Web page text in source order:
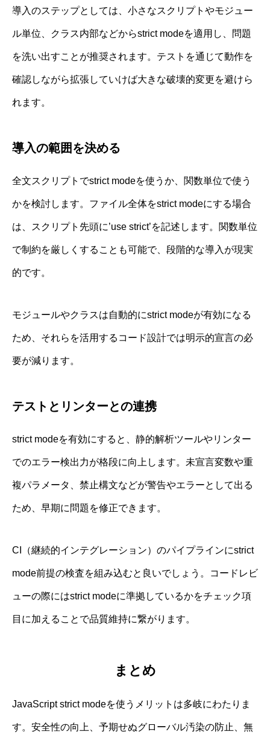
導入のステップとしては、小さなスクリプトやモジュー
ル単位、クラス内部などからstrict modeを適用し、問題
を洗い出すことが推奨されます。テストを通じて動作を
確認しながら拡張していけば大きな破壊的変更を避けら
れます。
導入の範囲を決める
全文スクリプトでstrict modeを使うか、関数単位で使う
かを検討します。ファイル全体をstrict modeにする場合
は、スクリプト先頭に’use strict’を記述します。関数単位
で制約を厳しくすることも可能で、段階的な導入が現実
的です。
モジュールやクラスは自動的にstrict modeが有効になる
ため、それらを活用するコード設計では明示的宣言の必
要が減ります。
テストとリンターとの連携
strict modeを有効にすると、静的解析ツールやリンター
でのエラー検出力が格段に向上します。未宣言変数や重
複パラメータ、禁止構文などが警告やエラーとして出る
ため、早期に問題を修正できます。
CI（継続的インテグレーション）のパイプラインにstrict
mode前提の検査を組み込むと良いでしょう。コードレビ
ューの際にはstrict modeに準拠しているかをチェック項
目に加えることで品質維持に繋がります。
まとめ
JavaScript strict modeを使うメリットは多岐にわたりま
す。安全性の向上、予期せぬグローバル汚染の防止、無